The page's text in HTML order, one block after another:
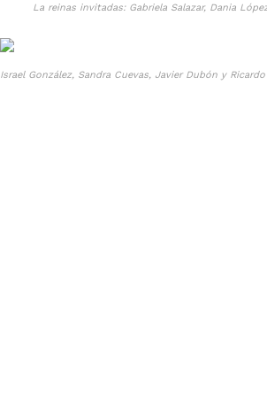
La reinas invitadas: Gabriela Salazar, Dania
Israel González, Sandra Cuevas, Javier Dubón y